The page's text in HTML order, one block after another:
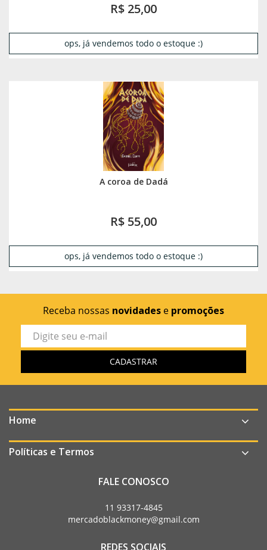
R$ 25,00
ops, já vendemos todo o estoque :)
A coroa de Dadá
R$ 55,00
ops, já vendemos todo o estoque :)
Receba nossas novidades e promoções
Home
Políticas e Termos
FALE CONOSCO
11 93317-4845
mercadoblackmoney@gmail.com
REDES SOCIAIS